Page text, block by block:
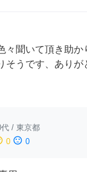
々聞いて頂き助か
そうです、ありが
/ 東京都
0 sentiment_dissatisfied 0